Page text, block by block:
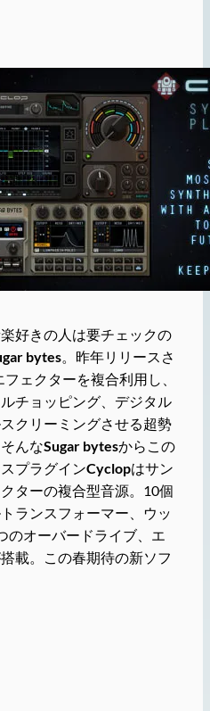
好きの人は要チェックの
bytes。昨年リリースさ
ェクターを複合利用し、
チョッピング、デジタル
クリーミングさせる超勢
んなSugar bytesからこの
プラグインCyclopはサン
ターの複合型音源。10個
ランスフォーマー、ウッ
のオーバードライブ、エ
載。この春期待の新ソフ